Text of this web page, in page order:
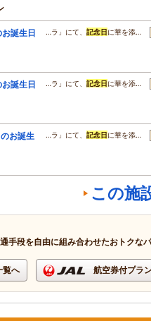
誕生日
…ラ」にて、 記念日 に華を添…
誕生日
…ラ」にて、 記念日 に華を添…
お誕生
…ラ」にて、 記念日 に華を添…
この施
手段を自由に組み合わせたおトクな
覧へ 航空券付プラ